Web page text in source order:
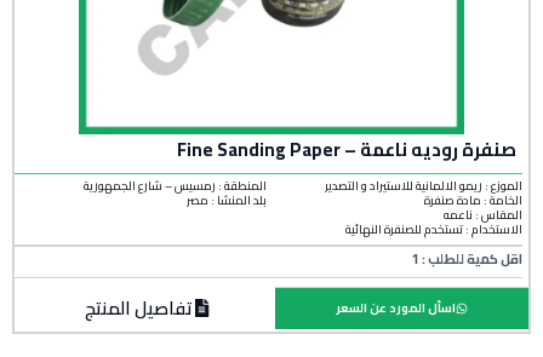
صنفرة روديه ناعمة – Fine Sanding Paper
الموزع : ريمو الالمانية للاستيراد و التصدير
الخامة :مادة صنفرة
المنطقة : رمسيس – شارع الجمهورية
بلد المنشأ :مصر
المقاس : ناعمه
الاستخدام : تستخدم للصنفرة النهائية
اقل كمية للطلب : 1
تفاصيل المنتج اسأل المورد عن السعر